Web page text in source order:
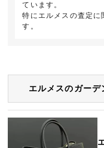
ています。
特にエルメスの査定に
す。
エルメスのガー